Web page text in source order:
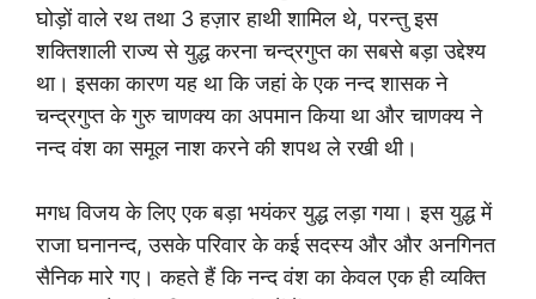
घोड़ों वाले रथ तथा 3 हज़ार हाथी शामिल थे, परन्तु इस
शक्तिशाली राज्य से युद्ध करना चन्द्रगुप्त का सबसे बड़ा उद्देश्य
था। इसका कारण यह था कि जहां के एक नन्द शासक ने
चन्द्रगुप्त के गुरु चाणक्य का अपमान किया था और चाणक्य ने
नन्द वंश का समूल नाश करने की शपथ ले रखी थी।
मगध विजय के लिए एक बड़ा भयंकर युद्ध लड़ा गया। इस युद्ध में
राजा घनानन्द, उसके परिवार के कई सदस्य और और अनगिनत
सैनिक मारे गए। कहते हैं कि नन्द वंश का केवल एक ही व्यक्ति